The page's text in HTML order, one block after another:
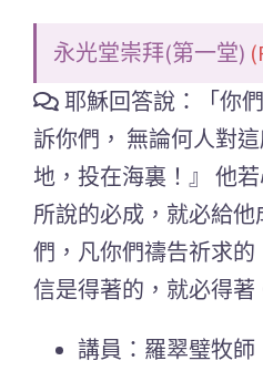
永光堂崇拜(第一堂)
耶穌回答說：「你
訴你們， 無論何人對
地，投在海裏！』 他
所說的必成，就必給
們，凡你們禱告祈求
信是得著的，就必得著
講員：羅翠璧牧師